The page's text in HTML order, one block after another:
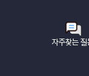
자주찾는 질